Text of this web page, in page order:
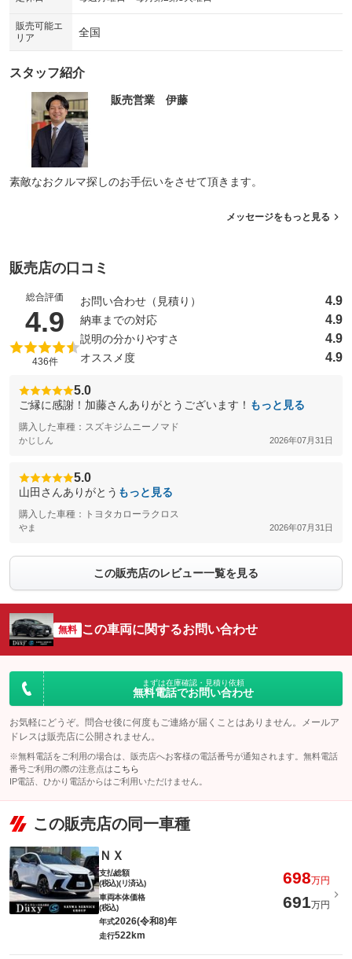
販売可能エ
リア
全国
スタッフ紹介
販売営業 伊藤
素敵なおクルマ探しのお手伝いをさせて頂きます。
メッセージをもっと見る
販売店の口コミ
総合評価
4.9 （5点満点中）
436件
お問い合わせ（見積り） 4.9
納車までの対応 4.9
説明の分かりやすさ 4.9
オススメ度 4.9
5.0
ご縁に感謝！加藤さんありがとうございます！ もっと見る
購入した車種：スズキジムニーノマド
かじしん 2026年07月31日
5.0
山田さんありがとう もっと見る
購入した車種：トヨタカローラクロス
やま 2026年07月31日
この販売店のレビュー一覧を見る
無料 この車両に関するお問い合わせ
まずは在庫確認・見積り依頼
無料電話でお問い合わせ
お気軽にどうぞ。問合せ後に何度もご連絡が届くことはありません。メールア
ドレスは販売店に公開されません。
※無料電話をご利用の場合は、販売店へお客様の電話番号が通知されます。無料電話
番号ご利用の際の注意点は こちら
IP電話、ひかり電話からはご利用いただけません。
この販売店の同一車種
ＮＸ
支払総額
(税込)(リ済込)
698万円
車両本体価格
(税込)
691万円
年式2026(令和8)年
走行522km